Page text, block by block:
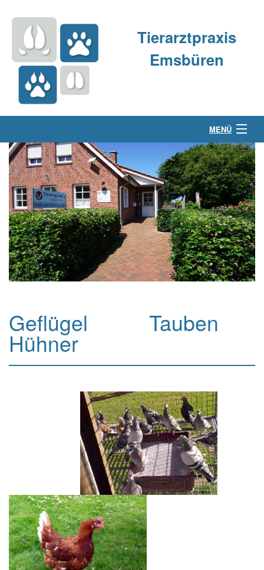
Tierarztpraxis
Emsbüren
MENÜ
Über uns
Kleintierpraxis
Großtierpraxis
Kontakt & Anfahrt
Geflügel Tauben
Hühner